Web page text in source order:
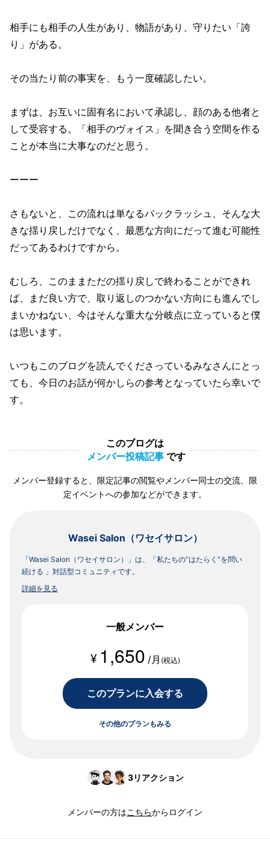
相手にも相手の人生があり、物語があり、守りたい「誇
り」がある。
その当たり前の事実を、もう一度確認したい。
まずは、お互いに固有名において承認し、顔のある他者と
して受容する。「相手のヴォイス」を聞き合う空間を作る
ことが本当に大事なのだと思う。
ーーー
さもないと、この流れは単なるバックラッシュ、そんな大
きな揺り戻しだけでなく、最悪な方向にだって進む可能性
だってあるわけですから。
むしろ、このままただの揺り戻しで終わることができれ
ば、まだ良い方で、取り返しのつかない方向にも進んでし
まいかねない、今はそんな重大な分岐点に立っていると僕
は思います。
いつもこのブログを読んでくださっているみなさんにとっ
ても、今日のお話が何かしらの参考となっていたら幸いで
す。
このブログは
メンバー投稿記事 です
メンバー登録すると、限定記事の閲覧やメンバー同士の交流、限
定イベントへの参加などができます。
Wasei Salon（ワセイサロン）
「Wasei Salon（ワセイサロン）」は、「私たちの“はたらく”を問い
続ける 」対話型コミュニティです。
詳細を見る
一般メンバー
¥ 1,650 /月 (税込)
このプランに入会する
その他のプランもみる
3リアクション
メンバーの方はこちらからログイン